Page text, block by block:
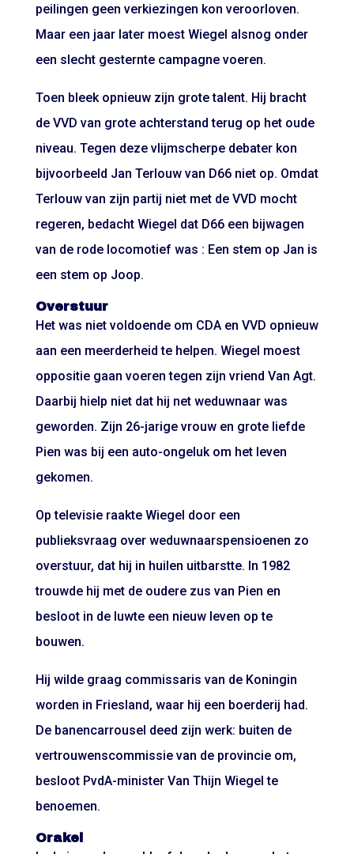
peilingen geen verkiezingen kon veroorloven.
Maar een jaar later moest Wiegel alsnog onder
een slecht gesternte campagne voeren.
Toen bleek opnieuw zijn grote talent. Hij bracht
de VVD van grote achterstand terug op het oude
niveau. Tegen deze vlijmscherpe debater kon
bijvoorbeeld Jan Terlouw van D66 niet op. Omdat
Terlouw van zijn partij niet met de VVD mocht
regeren, bedacht Wiegel dat D66 een bijwagen
van de rode locomotief was : Een stem op Jan is
een stem op Joop.
Overstuur
Het was niet voldoende om CDA en VVD opnieuw
aan een meerderheid te helpen. Wiegel moest
oppositie gaan voeren tegen zijn vriend Van Agt.
Daarbij hielp niet dat hij net weduwnaar was
geworden. Zijn 26-jarige vrouw en grote liefde
Pien was bij een auto-ongeluk om het leven
gekomen.
Op televisie raakte Wiegel door een
publieksvraag over weduwnaarspensioenen zo
overstuur, dat hij in huilen uitbarstte. In 1982
trouwde hij met de oudere zus van Pien en
besloot in de luwte een nieuw leven op te
bouwen.
Hij wilde graag commissaris van de Koningin
worden in Friesland, waar hij een boerderij had.
De banencarrousel deed zijn werk: buiten de
vertrouwenscommissie van de provincie om,
besloot PvdA-minister Van Thijn Wiegel te
benoemen.
Orakel